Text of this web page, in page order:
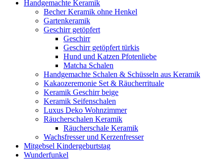
Handgemachte Keramik
Becher Keramik ohne Henkel
Gartenkeramik
Geschirr getöpfert
Geschirr
Geschirr getöpfert türkis
Hund und Katzen Pfotenliebe
Matcha Schalen
Handgemachte Schalen & Schüsseln aus Keramik
Kakaozeremonie Set & Räucherrituale
Keramik Geschirr beige
Keramik Seifenschalen
Luxus Deko Wohnzimmer
Räucherschalen Keramik
Räucherschale Keramik
Wachsfresser und Kerzenfresser
Mitgebsel Kindergeburtstag
Wunderfunkel